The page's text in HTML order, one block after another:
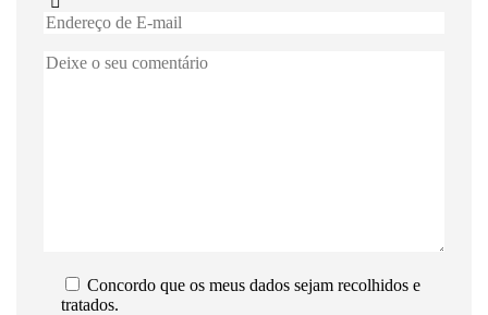
Concordo que os meus dados sejam recolhidos e
tratados.